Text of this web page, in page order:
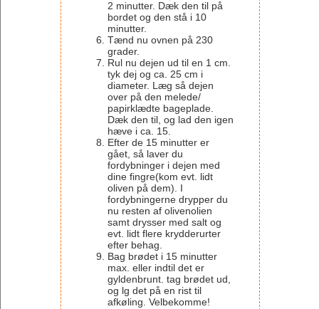
2 minutter. Dæk den til på
bordet og den stå i 10
minutter.
Tænd nu ovnen på 230
grader.
Rul nu dejen ud til en 1 cm.
tyk dej og ca. 25 cm i
diameter. Læg så dejen
over på den melede/
papirklædte bageplade.
Dæk den til, og lad den igen
hæve i ca. 15.
Efter de 15 minutter er
gået, så laver du
fordybninger i dejen med
dine fingre(kom evt. lidt
oliven på dem). I
fordybningerne drypper du
nu resten af olivenolien
samt drysser med salt og
evt. lidt flere krydderurter
efter behag.
Bag brødet i 15 minutter
max. eller indtil det er
gyldenbrunt. tag brødet ud,
og lg det på en rist til
afkøling. Velbekomme!